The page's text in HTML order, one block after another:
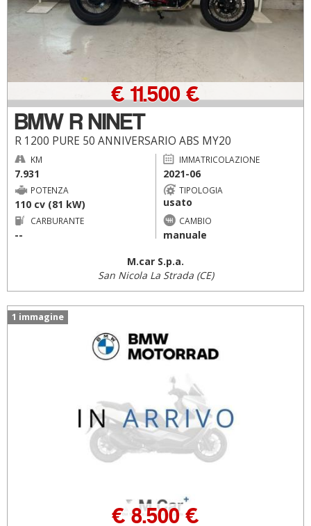
BMW R NINET
R 1200 PURE 50 ANNIVERSARIO ABS MY20
€ 11.500 €
KM
7.931
IMMATRICOLAZIONE
2021-06
POTENZA
110 cv (81 kW)
TIPOLOGIA
usato
CARBURANTE
--
CAMBIO
manuale
M.car S.p.a.
San Nicola La Strada (CE)
1 immagine
€ 8.500 €